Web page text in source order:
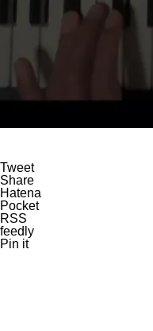
Tweet
Share
Hatena
Pocket
RSS
feedly
Pin it